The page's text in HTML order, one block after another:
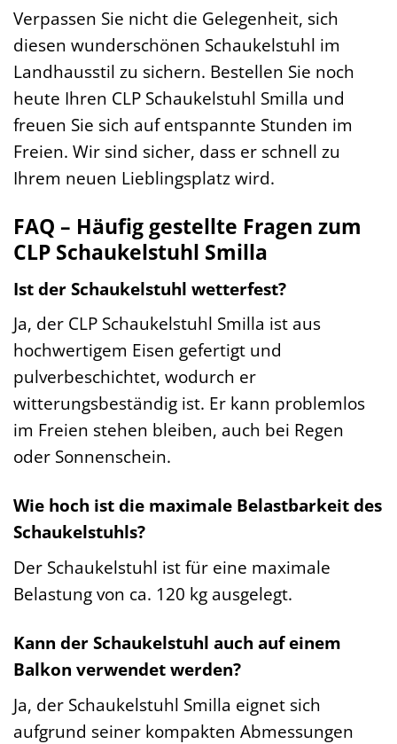
Verpassen Sie nicht die Gelegenheit, sich
diesen wunderschönen Schaukelstuhl im
Landhausstil zu sichern. Bestellen Sie noch
heute Ihren CLP Schaukelstuhl Smilla und
freuen Sie sich auf entspannte Stunden im
Freien. Wir sind sicher, dass er schnell zu
Ihrem neuen Lieblingsplatz wird.
FAQ – Häufig gestellte Fragen zum
CLP Schaukelstuhl Smilla
Ist der Schaukelstuhl wetterfest?
Ja, der CLP Schaukelstuhl Smilla ist aus
hochwertigem Eisen gefertigt und
pulverbeschichtet, wodurch er
witterungsbeständig ist. Er kann problemlos
im Freien stehen bleiben, auch bei Regen
oder Sonnenschein.
Wie hoch ist die maximale Belastbarkeit des
Schaukelstuhls?
Der Schaukelstuhl ist für eine maximale
Belastung von ca. 120 kg ausgelegt.
Kann der Schaukelstuhl auch auf einem
Balkon verwendet werden?
Ja, der Schaukelstuhl Smilla eignet sich
aufgrund seiner kompakten Abmessungen